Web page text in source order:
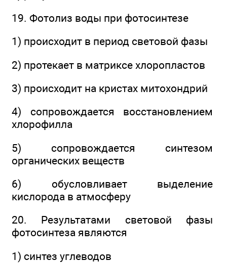
19. Фотолиз воды при фотосинтезе
1) происходит в период световой фазы
2) протекает в матриксе хлоропластов
3) происходит на кристах митохондрий
4) сопровождается восстановлением
хлорофилла
5) сопровождается синтезом
органических веществ
6) обусловливает выделение
кислорода в атмосферу
20. Результатами световой фазы
фотосинтеза являются
1) синтез углеводов